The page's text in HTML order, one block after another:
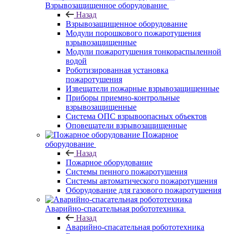
Взрывозащищенное оборудование
Назад
Взрывозащищенное оборудование
Модули порошкового пожаротушения
взрывозащищенные
Модули пожаротушения тонкораспыленной
водой
Роботизированная установка
пожаротушения
Извещатели пожарные взрывозащищенные
Приборы приемно-контрольные
взрывозащищенные
Система ОПС взрывоопасных объектов
Оповещатели взрывозащищенные
Пожарное
оборудование
Назад
Пожарное оборудование
Системы пенного пожаротушения
Системы автоматического пожаротушения
Оборудование для газового пожаротушения
Аварийно-спасательная робототехника
Назад
Аварийно-спасательная робототехника